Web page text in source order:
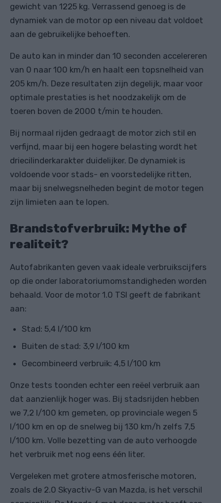
gewicht van 1225 kg. Verrassend genoeg is de
dynamiek van de motor op een niveau dat voldoet
aan de gebruikelijke behoeften.
De auto kan in minder dan 10 seconden accelereren
van 0 naar 100 km/h en haalt een topsnelheid van
205 km/h. Deze resultaten zijn degelijk, maar voor
optimale prestaties is het noodzakelijk om de
toeren boven de 2000 t/min te houden.
Bij normaal rijden gedraagt de motor zich stil en
verfijnd, maar bij een hogere belasting wordt het
driecilinderkarakter duidelijker. De dynamiek is
voldoende voor stads- en voorstedelijke ritten,
maar bij snelwegsnelheden begint de motor tegen
zijn limieten aan te lopen.
Brandstofverbruik: Mythe of
realiteit?
Autofabrikanten geven vaak ideale verbruikscijfers
op die onder laboratoriumomstandigheden worden
behaald. Voor de motor 1.0 TSI geeft de fabrikant
aan:
Stad: 5,4 l/100 km
Buiten de stad: 3,9 l/100 km
Gecombineerd verbruik: 4,5 l/100 km
Onze tests toonden echter een reëel verbruik aan
dat aanzienlijk hoger was. Bij stadsrijden hebben
we 7,2 l/100 km gemeten, op provinciale wegen 5
l/100 km en op de snelweg bij 130 km/h zelfs 7,5
l/100 km. Volle bezetting van de auto verhoogde
het verbruik met nog eens één liter.
Vergeleken met grotere atmosferische motoren,
zoals de 2.0 Skyactiv-G van Mazda, is het verschil